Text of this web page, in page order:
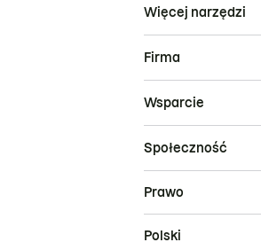
Więcej narzędzi
Firma
Wsparcie
Społeczność
Prawo
Polski